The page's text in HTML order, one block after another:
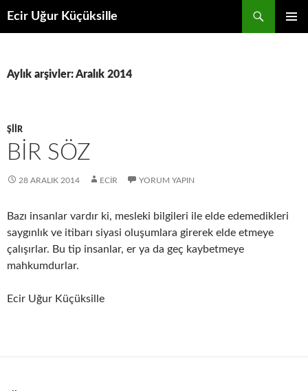
Ecir Uğur Küçüksille
Aylık arşivler: Aralık 2014
ŞIIR
BIR SÖZ
28 ARALIK 2014 ECIR YORUM YAPIN
Bazı insanlar vardır ki, mesleki bilgileri ile elde edemedikleri
saygınlık ve itibarı siyasi oluşumlara girerek elde etmeye
çalışırlar. Bu tip insanlar, er ya da geç kaybetmeye
mahkumdurlar.
Ecir Uğur Küçüksille